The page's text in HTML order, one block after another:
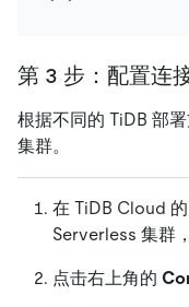
第 3 步：配置连
根据不同的 TiDB 部
集群。
在 TiDB Cloud 的
Serverless 集群
点击右上角的